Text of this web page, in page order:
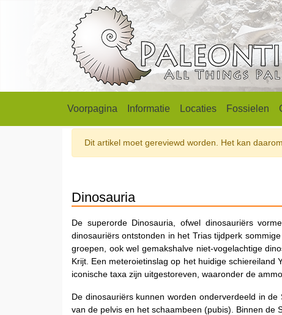
Voorpagina Informatie Locaties Fossielen
Dit artikel moet gereviewd worden. Het kan
Dinosauria
De superorde Dinosauria, ofwel dinosauriërs
dinosauriërs ontstonden in het Trias tijdperk
groepen, ook wel gemakshalve niet-vogelachtige
Krijt. Een meteroietinslag op het huidige schiereiland
iconische taxa zijn uitgestoreven, waaronder de
De dinosauriërs kunnen worden onderverdeeld in
van de pelvis en het schaambeen (pubis). Binnen de